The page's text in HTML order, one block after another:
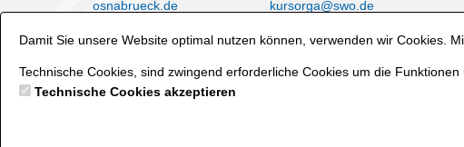
osnabrueck.de
AGB
Verträge hier kündigen
kursorga@swo.de
Veranstaltungen und
Telefon: (0541) 2002 -
Damit Sie unsere Website optimal nutzen können, verwenden wir Cookies.
Technische Cookies, sind zwingend erforderliche Cookies um die
Technische Cookies akzeptieren